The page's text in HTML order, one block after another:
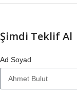
Şimdi Teklif Al
Ad Soyad